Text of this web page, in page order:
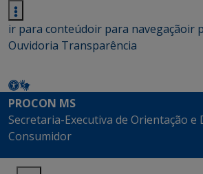
ir para conteúdoir para navegaçãoir
Ouvidoria Transparência
PROCON MS
Secretaria-Executiva de Orientação e
Consumidor